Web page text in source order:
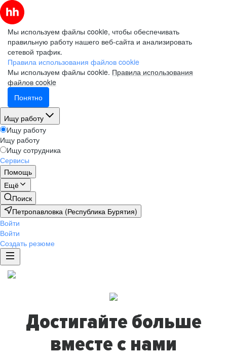
Мы используем файлы cookie, чтобы обеспечивать
правильную работу нашего веб-сайта и анализировать
сетевой трафик.
Правила использования файлов cookie
Мы используем файлы cookie. Правила использования
файлов cookie
Понятно
Ищу работу
Ищу работу
Ищу работу
Ищу сотрудника
Сервисы
Помощь
Ещё
Поиск
Петропавловка (Республика Бурятия)
Войти
Войти
Создать резюме
Достигайте больше
вместе с нами